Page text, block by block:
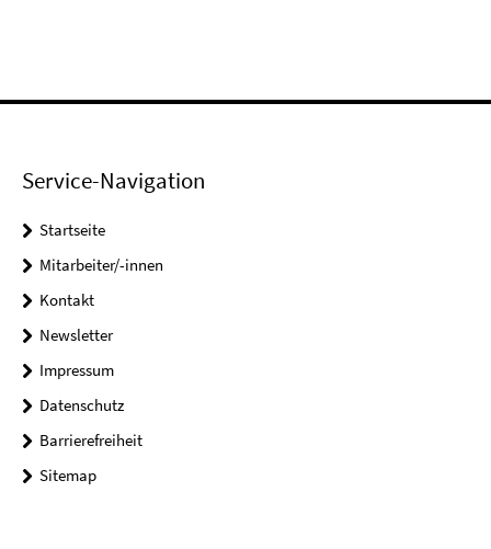
Service-Navigation
Startseite
Mitarbeiter/-innen
Kontakt
Newsletter
Impressum
Datenschutz
Barrierefreiheit
Sitemap